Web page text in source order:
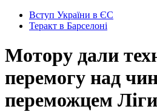
Вступ України в ЄС
Теракт в Барселоні
Мотору дали
перемогу над
переможцем